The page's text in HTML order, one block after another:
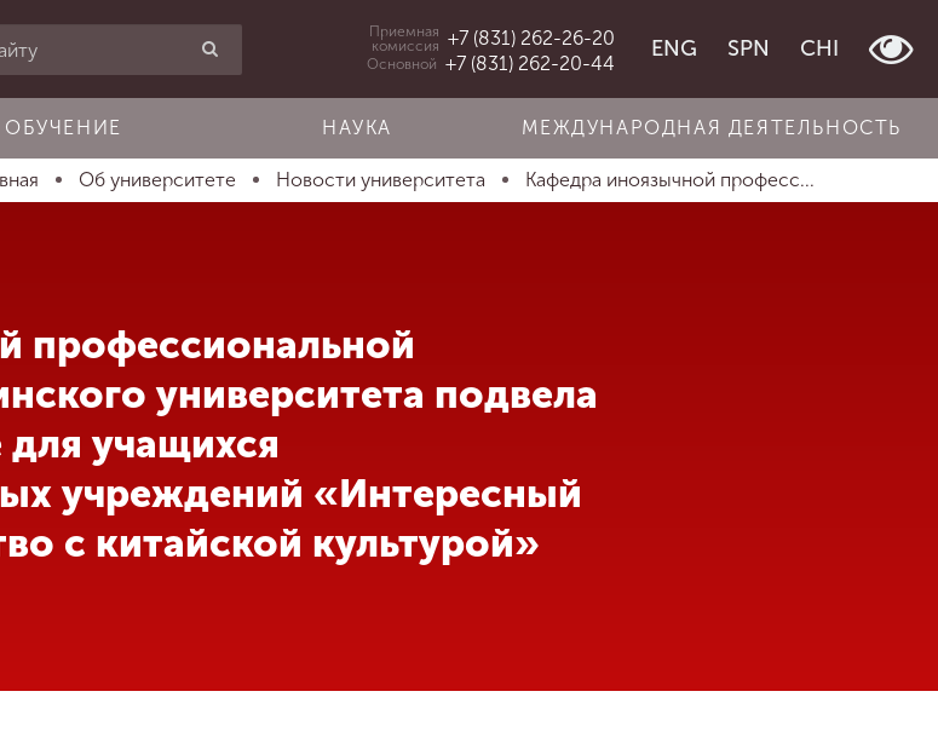
Приемная
комиссия +7 (831) 262-26-20
Основной +7 (831) 262-20-44
ENG SPN CHI
ОБУЧЕНИЕ НАУКА МЕЖДУНАРОДНАЯ ДЕЯТЕЛЬНОСТЬ
Об университете Новости университета Кафедра иноязычной професс...
профессиональной
университета подвела
для учащихся
учреждений «Интересный
с китайской культурой»